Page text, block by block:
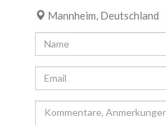
Mannheim, Deutschland